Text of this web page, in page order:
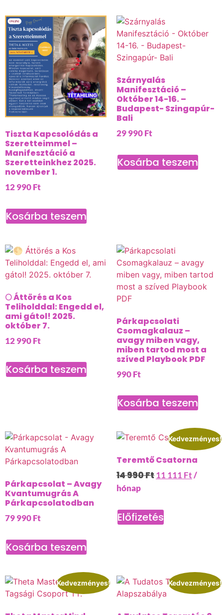
Tiszta Kapcsolódás a
Szeretteimmel –
Manifesztáció a
Szeretteinkhez 2025.
november 1.
12 990Ft
Kosárba teszem
Szárnyalás
Manifesztáció –
Október 14-16. –
Budapest- Szingapúr-
Bali
29 990Ft
Kosárba teszem
🌕 Áttörés a Kos
Teliholddal: Engedd el,
ami gátol! 2025.
október 7.
12 990Ft
Kosárba teszem
Párkapcsolati
Csomagkalauz –
avagy miben vagy,
miben tartod most a
szíved Playbook PDF
990Ft
Kosárba teszem
Párkapcsolat – Avagy
Kvantumugrás A
Párkapcsolatodban
79 990Ft
Kosárba teszem
Kedvezményes!
Teremtő Csatorna
14 990Ft11 111 Ft/
hónap
Előfizetés
Kedvezményes! Kedvezményes!